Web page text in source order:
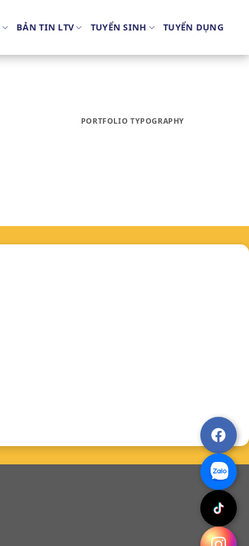
BẢN TIN LTV TUYỂN SINH TUYỂN DỤNG
PORTFOLIO TYPOGRAPHY